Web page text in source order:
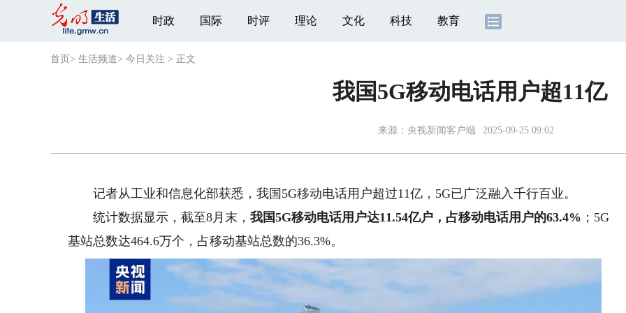
时政 国际 时评 理论 文化 科技 教育
首页 > 生活频道> 今日关注 > 正文
我国5G移动电话用户超11亿
来源： 央视新闻客户端 2025-09-25 09:02
记者从工业和信息化部获悉，我国5G移动电话用户超过11亿，5G已广泛融入千行百业。
统计数据显示，截至8月末，我国5G移动电话用户达11.54亿户，占移动电话用户的63.4% ；5G
基站总数达464.6万个，占移动基站总数的36.3%。